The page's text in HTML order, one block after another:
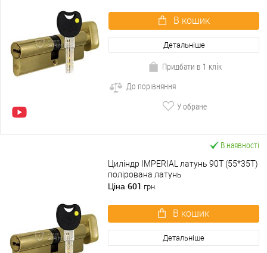
В кошик
Детальніше
Придбати в 1 клік
До порівняння
У обране
В наявності
Циліндр IMPERIAL латунь 90T (55*35T)
полірована латунь
Ціна 601 грн.
В кошик
Детальніше